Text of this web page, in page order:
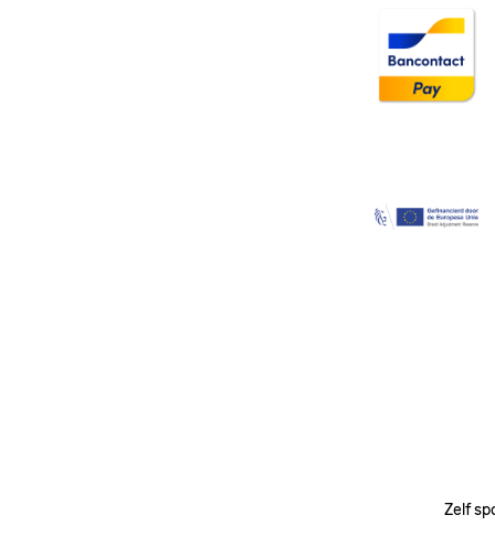
Image
Image
Zelf